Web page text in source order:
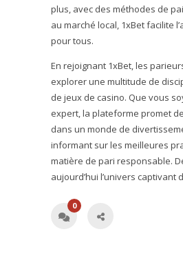
plus, avec des méthodes de
au marché local, 1xBet facilite
pour tous.
En rejoignant 1xBet, les
explorer une multitude de
de jeux de casino. Que vous
expert, la plateforme promet
dans un monde de
informant sur les meilleures
matière de pari responsable.
aujourd’hui l’univers captivant
0